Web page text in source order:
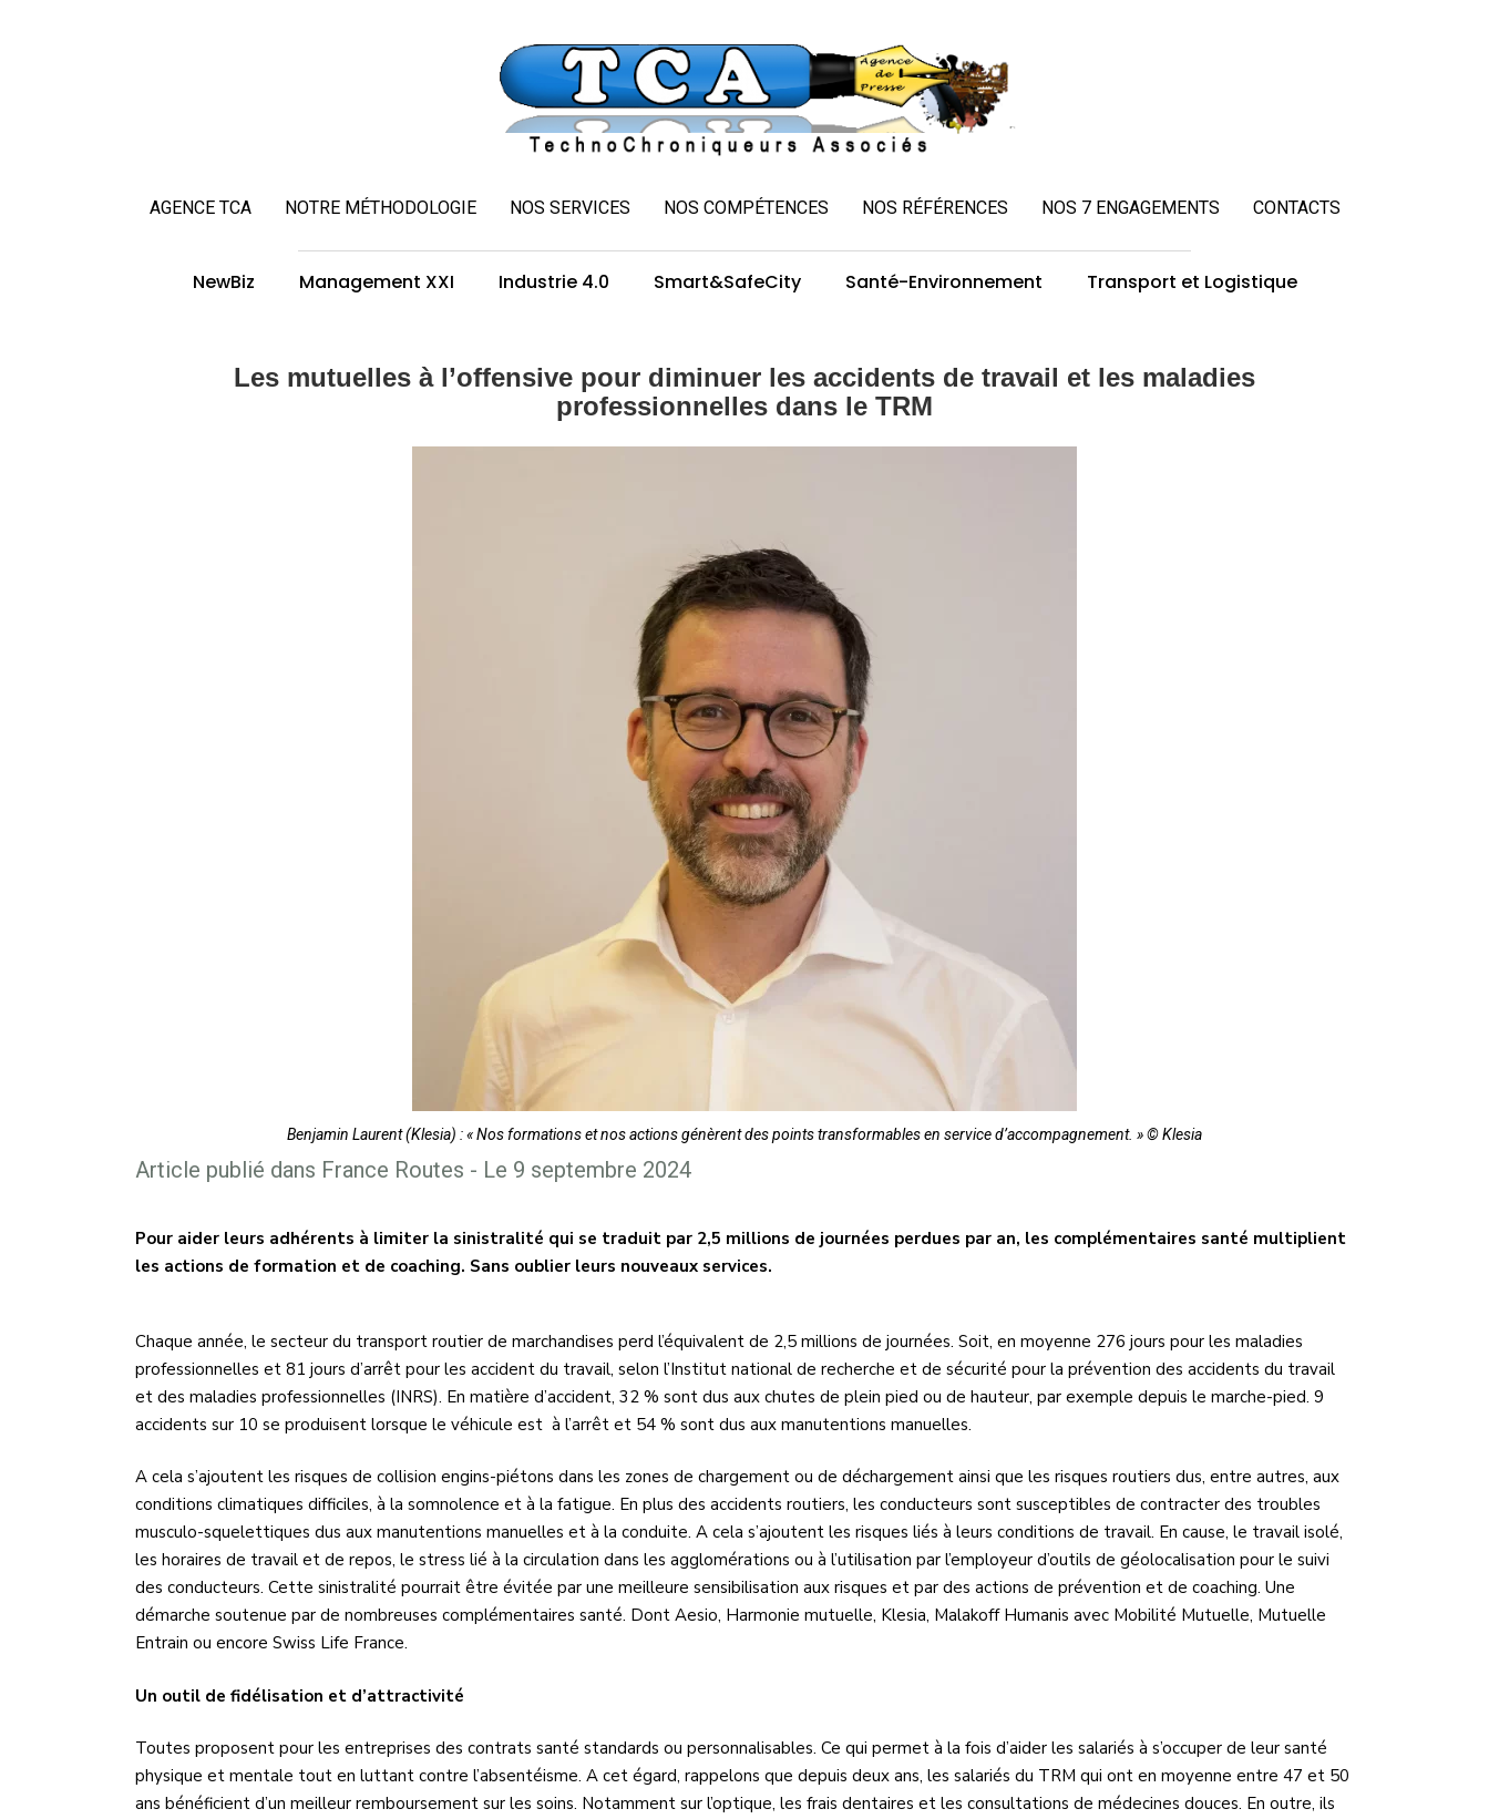
AGENCE TCA NOTRE MÉTHODOLOGIE NOS SERVICES NOS COMPÉTENCES NOS RÉFÉRENCES NOS 7 ENGAGEMENTS CONTACTS
NewBiz Management XXI Industrie 4.0 Smart&SafeCity Santé-Environnement Transport et Logistique
Les mutuelles à l’offensive pour diminuer les accidents de travail et les maladies
professionnelles dans le TRM
Benjamin Laurent (Klesia) : « Nos formations et nos actions génèrent des points transformables en service d’accompagnement. » © Klesia
Article publié dans France Routes - Le 9 septembre 2024
Pour aider leurs adhérents à limiter la sinistralité qui se traduit par 2,5 millions de journées perdues par an, les complémentaires santé multiplient
les actions de formation et de coaching. Sans oublier leurs nouveaux services.
Chaque année, le secteur du transport routier de marchandises perd l’équivalent de 2,5 millions de journées. Soit, en moyenne 276 jours pour les maladies
professionnelles et 81 jours d’arrêt pour les accident du travail, selon l’Institut national de recherche et de sécurité pour la prévention des accidents du travail
et des maladies professionnelles (INRS). En matière d’accident, 32 % sont dus aux chutes de plein pied ou de hauteur, par exemple depuis le marche-pied. 9
accidents sur 10 se produisent lorsque le véhicule est à l’arrêt et 54 % sont dus aux manutentions manuelles.
A cela s’ajoutent les risques de collision engins-piétons dans les zones de chargement ou de déchargement ainsi que les risques routiers dus, entre autres, aux
conditions climatiques difficiles, à la somnolence et à la fatigue. En plus des accidents routiers, les conducteurs sont susceptibles de contracter des troubles
musculo-squelettiques dus aux manutentions manuelles et à la conduite. A cela s’ajoutent les risques liés à leurs conditions de travail. En cause, le travail isolé,
les horaires de travail et de repos, le stress lié à la circulation dans les agglomérations ou à l’utilisation par l’employeur d’outils de géolocalisation pour le suivi
des conducteurs. Cette sinistralité pourrait être évitée par une meilleure sensibilisation aux risques et par des actions de prévention et de coaching. Une
démarche soutenue par de nombreuses complémentaires santé. Dont Aesio, Harmonie mutuelle, Klesia, Malakoff Humanis avec Mobilité Mutuelle, Mutuelle
Entrain ou encore Swiss Life France.
Un outil de fidélisation et d’attractivité
Toutes proposent pour les entreprises des contrats santé standards ou personnalisables. Ce qui permet à la fois d’aider les salariés à s’occuper de leur santé
physique et mentale tout en luttant contre l’absentéisme. A cet égard, rappelons que depuis deux ans, les salariés du TRM qui ont en moyenne entre 47 et 50
ans bénéficient d’un meilleur remboursement sur les soins. Notamment sur l’optique, les frais dentaires et les consultations de médecines douces. En outre, ils